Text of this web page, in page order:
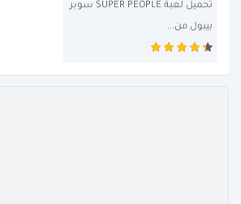
تحميل لعبة SUPER PEOPLE سوبر
بيبول من...